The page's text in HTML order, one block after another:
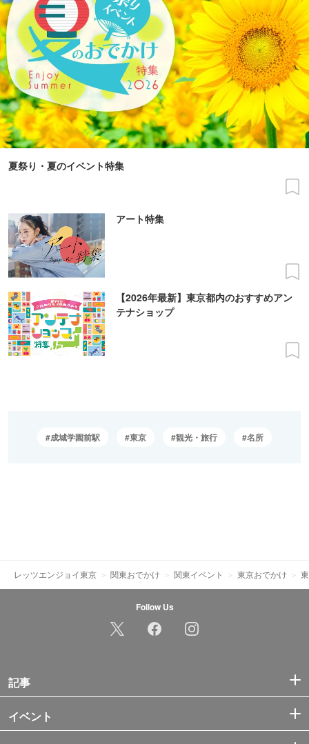
夏祭り・夏のイベント特集
アート特集
【2026年最新】東京都内のおすすめアン
テナショップ
成城学園前駅 東京 観光・旅行 名所
レッツエンジョイ東京 関東おでかけ 関東イベント 東京おでかけ
Follow Us
記事
イベント